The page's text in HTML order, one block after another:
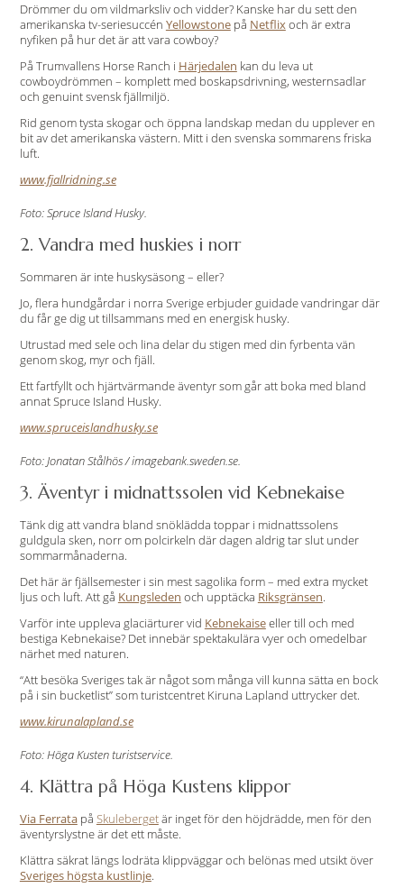
Drömmer du om vildmarksliv och vidder? Kanske har du sett den
amerikanska tv-seriesuccén Yellowstonepå Netflixoch är extra
nyfiken på hur det är att vara cowboy?
På Trumvallens Horse Ranch i Härjedalen kan du leva ut
cowboydrömmen – komplett med boskapsdrivning, westernsadlar
och genuint svensk fjällmiljö.
Rid genom tysta skogar och öppna landskap medan du upplever en
bit av det amerikanska västern. Mitt i den svenska sommarens friska
luft.
www.fjallridning.se
Foto: Spruce Island Husky.
2. Vandra med huskies i norr
Sommaren är inte huskysäsong – eller?
Jo, flera hundgårdar i norra Sverige erbjuder guidade vandringar där
du får ge dig ut tillsammans med en energisk husky.
Utrustad med sele och lina delar du stigen med din fyrbenta vän
genom skog, myr och fjäll.
Ett fartfyllt och hjärtvärmande äventyr som går att boka med bland
annat Spruce Island Husky.
www.spruceislandhusky.se
Foto: Jonatan Stålhös / imagebank.sweden.se.
3. Äventyr i midnattssolen vid Kebnekaise
Tänk dig att vandra bland snöklädda toppar i midnattssolens
guldgula sken, norr om polcirkeln där dagen aldrig tar slut under
sommarmånaderna.
Det här är fjällsemester i sin mest sagolika form – med extra mycket
ljus och luft. Att gå Kungsleden och upptäcka Riksgränsen.
Varför inte uppleva glaciärturer vid Kebnekaiseeller till och med
bestiga Kebnekaise? Det innebär spektakulära vyer och omedelbar
närhet med naturen.
“Att besöka Sveriges tak är något som många vill kunna sätta en bock
på i sin bucketlist” som turistcentret Kiruna Lapland uttrycker det.
www.kirunalapland.se
Foto: Höga Kusten turistservice.
4. Klättra på Höga Kustens klippor
Via Ferratapå Skulebergetär inget för den höjdrädde, men för den
äventyrslystne är det ett måste.
Klättra säkrat längs lodräta klippväggar och belönas med utsikt över
Sveriges högsta kustlinje.